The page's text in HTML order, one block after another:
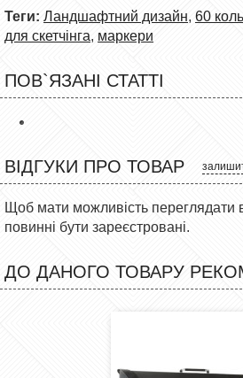
Теги: Ландшафтний дизайн, 60
для скетчінга, маркери
ПОВ`ЯЗАНІ СТАТТІ
ВІДГУКИ ПРО ТОВАР
Щоб мати можливість переглядати
повинні бути зареєстровані.
ДО ДАНОГО ТОВАРУ